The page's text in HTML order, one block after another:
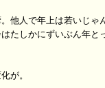
他人で年上は若いじゃ
たしかにずいぶん年と
が。